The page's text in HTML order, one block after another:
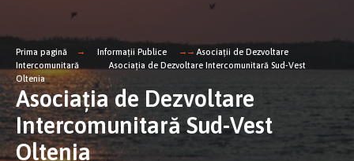
Prima pagină Informații Publice
Asociații de Dezvoltare
Intercomunitară
Asociația de Dezvoltare Intercomunitară Sud-Vest
Oltenia
Asociația de Dezvoltare
Intercomunitară Sud-Vest
Oltenia